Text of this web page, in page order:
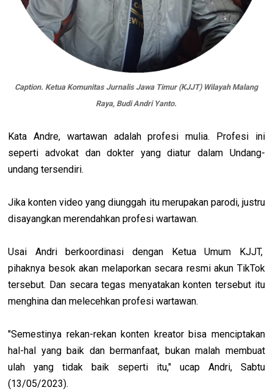
Caption. Ketua Komunitas Jurnalis Jawa Timur (KJJT) Wilayah Malang
Raya, Budi Andri Yanto.
Kata Andre, wartawan adalah profesi mulia. Profesi ini
seperti advokat dan dokter yang diatur dalam Undang-
undang tersendiri.
Jika konten video yang diunggah itu merupakan parodi, justru
disayangkan merendahkan profesi wartawan.
Usai Andri berkoordinasi dengan Ketua Umum KJJT,
pihaknya besok akan melaporkan secara resmi akun TikTok
tersebut. Dan secara tegas menyatakan konten tersebut itu
menghina dan melecehkan profesi wartawan.
"Semestinya rekan-rekan konten kreator bisa menciptakan
hal-hal yang baik dan bermanfaat, bukan malah membuat
ulah yang tidak baik seperti itu," ucap Andri, Sabtu
(13/05/2023).